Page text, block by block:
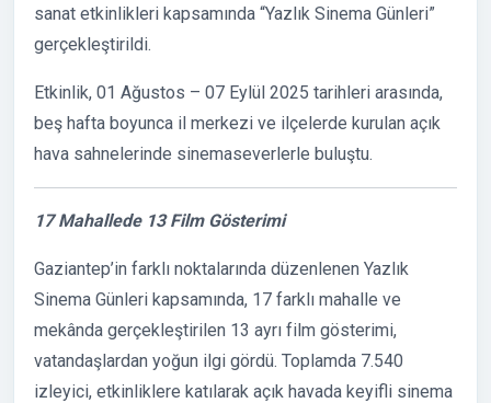
sanat etkinlikleri kapsamında “Yazlık Sinema Günleri”
gerçekleştirildi.
Etkinlik, 01 Ağustos – 07 Eylül 2025 tarihleri arasında,
beş hafta boyunca il merkezi ve ilçelerde kurulan açık
hava sahnelerinde sinemaseverlerle buluştu.
17 Mahallede 13 Film Gösterimi
Gaziantep’in farklı noktalarında düzenlenen Yazlık
Sinema Günleri kapsamında, 17 farklı mahalle ve
mekânda gerçekleştirilen 13 ayrı film gösterimi,
vatandaşlardan yoğun ilgi gördü. Toplamda 7.540
izleyici, etkinliklere katılarak açık havada keyifli sinema